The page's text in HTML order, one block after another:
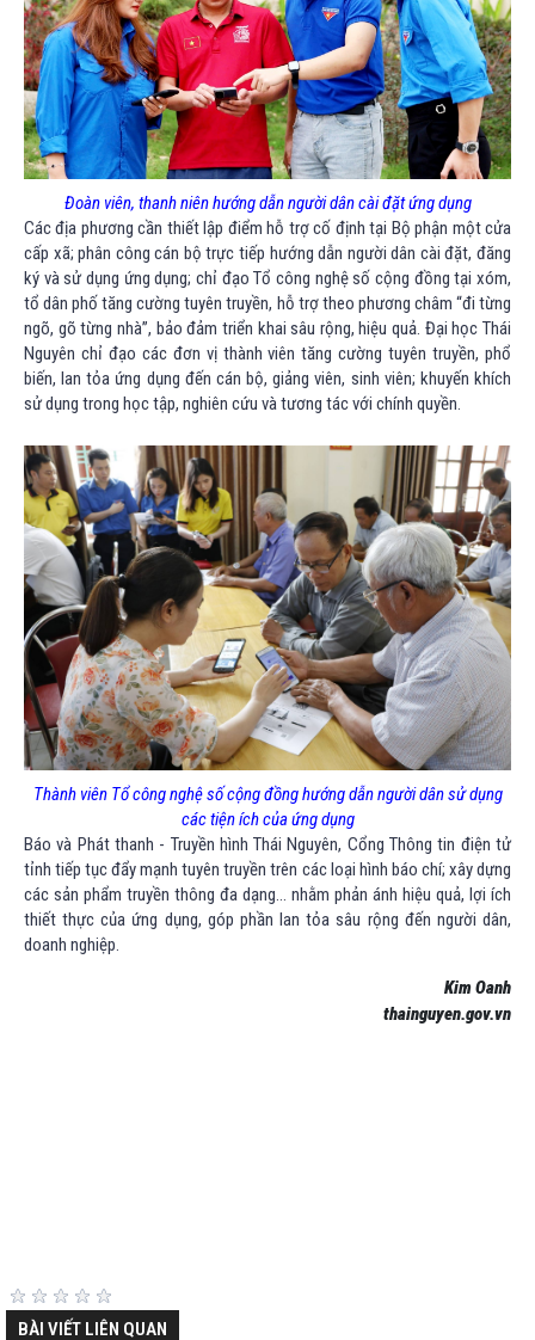
Đoàn viên, thanh niên hướng dẫn người dân cài đặt ứng dụng
Các địa phương cần thiết lập điểm hỗ trợ cố định tại Bộ phận một cửa
cấp xã; phân công cán bộ trực tiếp hướng dẫn người dân cài đặt, đăng
ký và sử dụng ứng dụng; chỉ đạo Tổ công nghệ số cộng đồng tại xóm,
tổ dân phố tăng cường tuyên truyền, hỗ trợ theo phương châm “đi từng
ngõ, gõ từng nhà”, bảo đảm triển khai sâu rộng, hiệu quả. Đại học Thái
Nguyên chỉ đạo các đơn vị thành viên tăng cường tuyên truyền, phổ
biến, lan tỏa ứng dụng đến cán bộ, giảng viên, sinh viên; khuyến khích
sử dụng trong học tập, nghiên cứu và tương tác với chính quyền.
Thành viên Tổ công nghệ số cộng đồng hướng dẫn người dân sử dụng
các tiện ích của ứng dụng
Báo và Phát thanh - Truyền hình Thái Nguyên, Cổng Thông tin điện tử
tỉnh tiếp tục đẩy mạnh tuyên truyền trên các loại hình báo chí; xây dựng
các sản phẩm truyền thông đa dạng… nhằm phản ánh hiệu quả, lợi ích
thiết thực của ứng dụng, góp phần lan tỏa sâu rộng đến người dân,
doanh nghiệp.
Kim Oanh
thainguyen.gov.vn
BÀI VIẾT LIÊN QUAN